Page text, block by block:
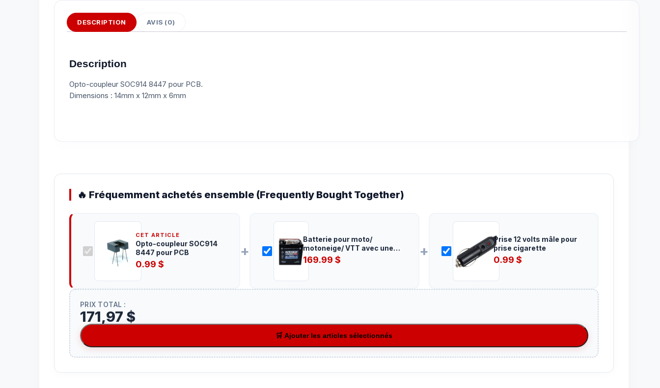
DESCRIPTION AVIS (0)
Description
Opto-coupleur SOC914 8447 pour PCB.
Dimensions : 14mm x 12mm x 6mm
🔥 Fréquemment achetés ensemble (Frequently Bought Together)
CET ARTICLE
Opto-coupleur SOC914
8447 pour PCB
0.99 $
+
Batterie pour moto/
motoneige/ VTT avec une
capacité 30 AH
169.99 $
+
Prise 12 volts mâle pour
prise cigarette
0.99$
PRIX TOTAL :
171,97 $
🛒 Ajouter les articles sélectionnés